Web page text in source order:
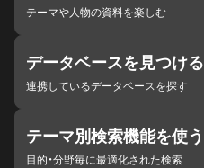
テーマや人物の資料を楽しむ
データベースを見つける
連携しているデータベースを探す
テーマ別検索機能を使う
目的・分野毎に最適化された検索